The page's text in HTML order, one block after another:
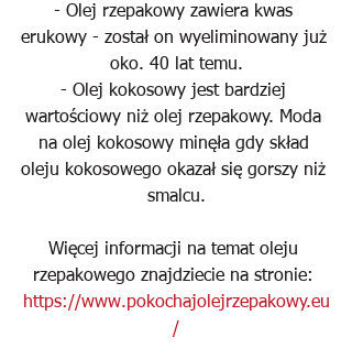
- Olej rzepakowy zawiera kwas
erukowy - został on wyeliminowany już
oko. 40 lat temu.
- Olej kokosowy jest bardziej
wartościowy niż olej rzepakowy. Moda
na olej kokosowy minęła gdy skład
oleju kokosowego okazał się gorszy niż
smalcu.
Więcej informacji na temat oleju
rzepakowego znajdziecie na stronie:
https://www.pokochajolejrzepakowy.eu
/